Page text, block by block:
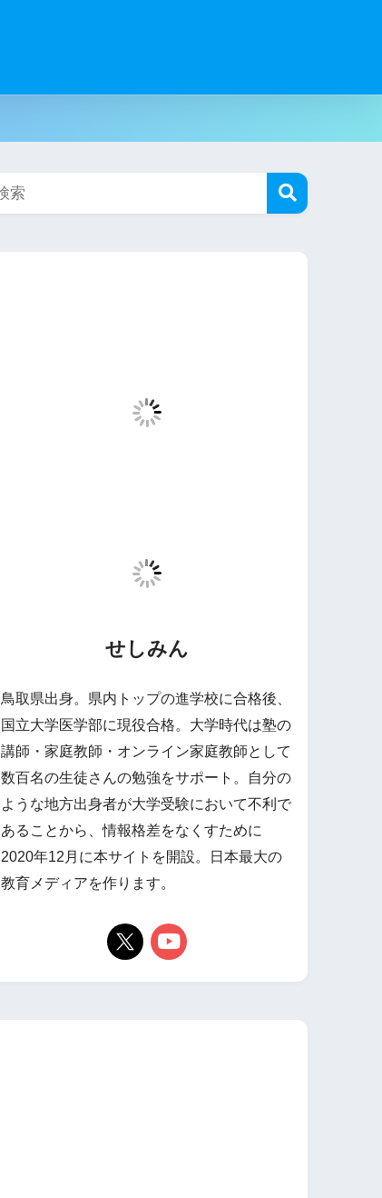
せしみん
鳥取県出身。県内トップの進学校に合格後、
国立大学医学部に現役合格。大学時代は塾の
講師・家庭教師・オンライン家庭教師として
数百名の生徒さんの勉強をサポート。自分の
ような地方出身者が大学受験において不利で
あることから、情報格差をなくすために
2020年12月に本サイトを開設。日本最大の
教育メディアを作ります。